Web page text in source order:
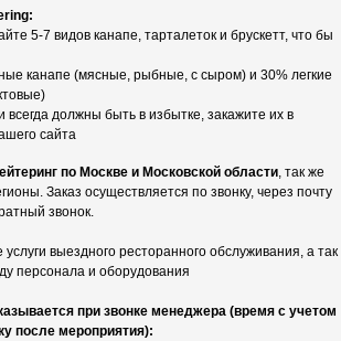
5-7 видов канапе, тарталеток и брускетт, что бы
канапе (мясные, рыбные, с сыром) и 30% легкие
всегда должны быть в избытке, закажите их в
сайта
по Москве и Московской области, так же
Заказ осуществляется по звонку, через почту
звонок.
выездного ресторанного обслуживания, а так
персонала и оборудования
при звонке менеджера (время с учетом
после мероприятия):